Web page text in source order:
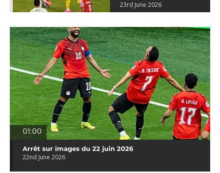
23rd June 2026
01:00
Arrêt sur images du 22 juin 2026
22nd June 2026